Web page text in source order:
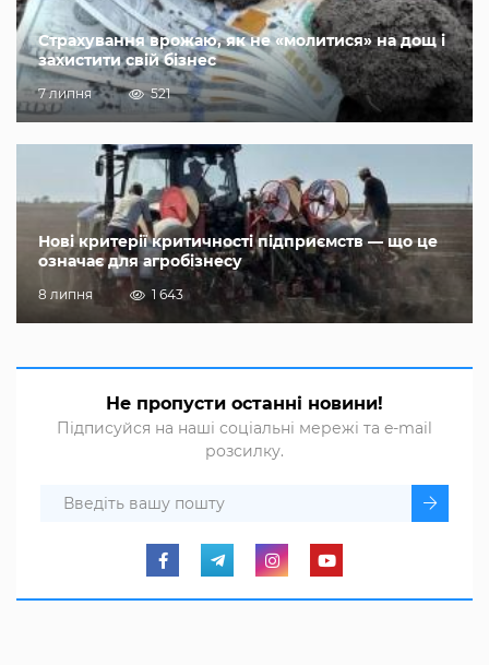
Страхування врожаю, як не «молитися» на дощ і
захистити свій бізнес
7 липня 521
Нові критерії критичності підприємств — що це
означає для агробізнесу
8 липня 1 643
Не пропусти останні новини!
Підписуйся на наші соціальні мережі та e-mail
розсилку.